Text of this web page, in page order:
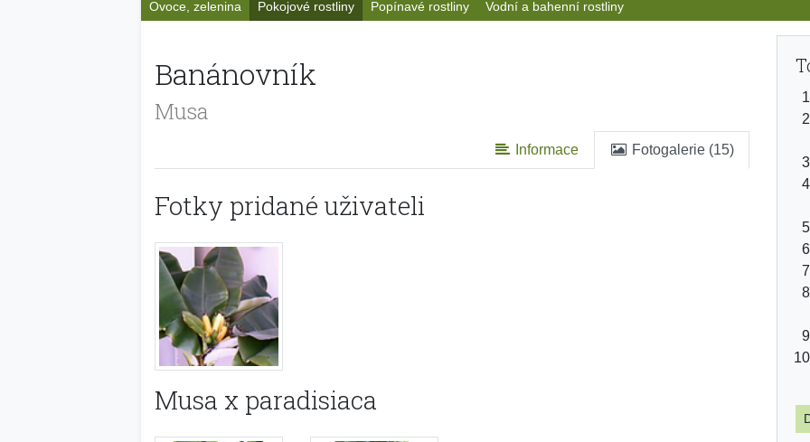
Ovoce, zelenina
Pokojové rostliny Popínavé rostliny Vodní a bahenní rostliny
Banánovník
Musa
Informace Fotogalerie (15)
Fotky pridané uživateli
Musa x paradisiaca